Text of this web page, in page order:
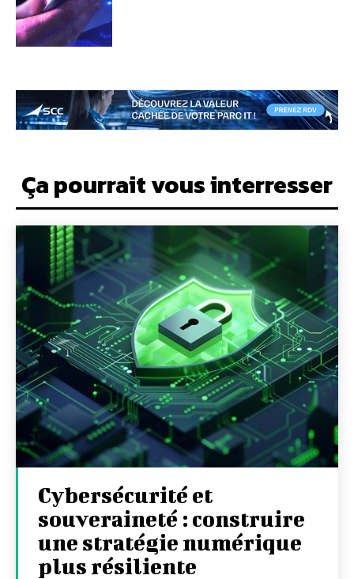
Ça pourrait vous interresser
Cybersécurité et
souveraineté : construire
une stratégie numérique
plus résiliente